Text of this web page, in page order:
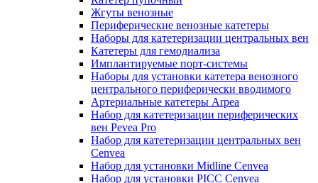
Жгуты венозные
Периферические венозные катетеры
Наборы для катетеризации центральных вен
Катетеры для гемодиализа
Имплантируемые порт‑системы
Наборы для установки катетера венозного
центрального периферически вводимого
Артериальные катетеры Arpea
Набор для катетеризации периферических
вен Pevea Pro
Набор для катетеризации центральных вен
Cenvea
Набор для установки Midline Cenvea
Набор для установки PICC Cenvea